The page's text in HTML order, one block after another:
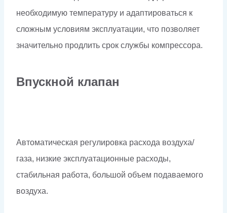
необходимую температуру и адаптироваться к
сложным условиям эксплуатации, что позволяет
значительно продлить срок службы компрессора.
Впускной клапан
Автоматическая регулировка расхода воздуха/
газа, низкие эксплуатационные расходы,
стабильная работа, большой объем подаваемого
воздуха.